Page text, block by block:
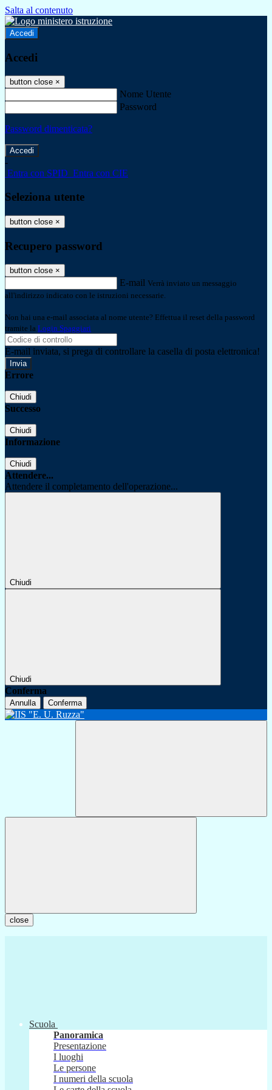
Salta al contenuto
Accedi
Accedi
button close ×
Nome Utente
Password
Password dimenticata?
-
Entra con SPID Entra con CIE
Seleziona utente
button close ×
Recupero password
button close ×
E-mail Verrà inviato un messaggio
all'indirizzo indicato con le istruzioni necessarie.
Non hai una e-mail associata al nome utente? Effettua il reset della password
tramite la Login Spaggiari
E-mail inviata, si prega di controllare la casella di posta elettronica!
Errore
Chiudi
Successo
Chiudi
Informazione
Chiudi
Attendere...
Attendere il completamento dell'operazione...
Chiudi
Chiudi
Conferma
Annulla Conferma
close
Scuola
Panoramica
Presentazione
I luoghi
Le persone
I numeri della scuola